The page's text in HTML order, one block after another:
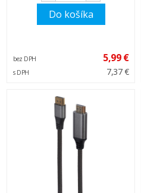
Do košíka
bez DPH 5,99 €
s DPH 7,37 €